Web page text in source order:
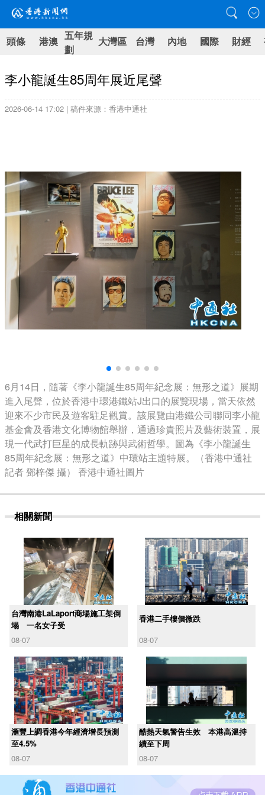
頭條 港澳 五年規
劃
大灣區 台灣 內地 國際 財經
李小龍誕生85周年展近尾聲
2026-06-14 17:02 | 稿件來源：香港中通社
6月14日，隨著《李小龍誕生85周年紀念展：無形之道》展期
進入尾聲，位於香港中環港鐵站J出口的展覽現場，當天依然
迎來不少市民及遊客駐足觀賞。該展覽由港鐵公司聯同李小龍
基金會及香港文化博物館舉辦，通過珍貴照片及藝術裝置，展
現一代武打巨星的成長軌跡與武術哲學。圖為《李小龍誕生
85周年紀念展：無形之道》中環站主題特展。（香港中通社
記者 鄧梓傑 攝） 香港中通社圖片
相關新聞
台灣南港LaLaport商場施工架倒
塌 一名女子受
08-07
香港二手樓價微跌
08-07
滙豐上調香港今年經濟增長預測
至4.5%
08-07
酷熱天氣警告生效 本港高溫持
續至下周
08-07